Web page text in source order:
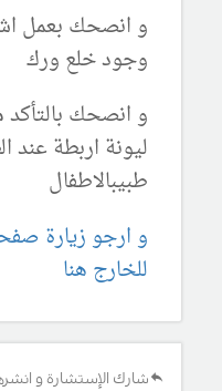
و انصحك بعمل
وجود خلع ورك
و انصحك
ليونة اربطة عند
طبيبالاطفال
و ارجو زيارة
للخارج هنا
شارك الإستشارة و